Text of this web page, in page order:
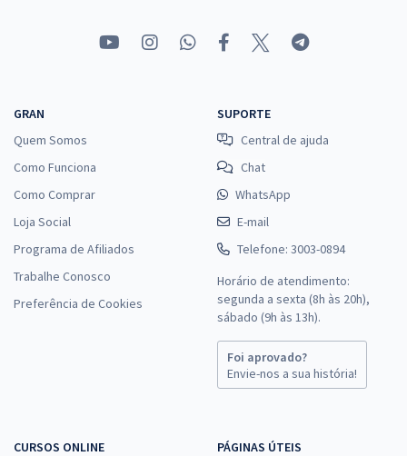
GRAN
Quem Somos
Como Funciona
Como Comprar
Loja Social
Programa de Afiliados
Trabalhe Conosco
Preferência de Cookies
SUPORTE
Central de ajuda
Chat
WhatsApp
E-mail
Telefone: 3003-0894
Horário de atendimento:
segunda a sexta (8h às 20h),
sábado (9h às 13h).
Foi aprovado?
Envie-nos a sua história!
CURSOS ONLINE
PÁGINAS ÚTEIS